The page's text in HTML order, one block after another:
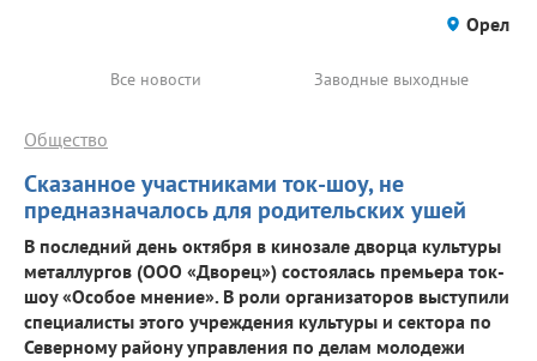
Орел
Все новости Заводные выходные
Сказанное участниками ток-шоу, не
предназначалось для родительских ушей
Общество
В последний день октября в кинозале дворца культуры
металлургов (ООО «Дворец») состоялась премьера ток-
шоу «Особое мнение». В роли организаторов выступили
специалисты этого учреждения культуры и сектора по
Северному району управления по делам молодежи